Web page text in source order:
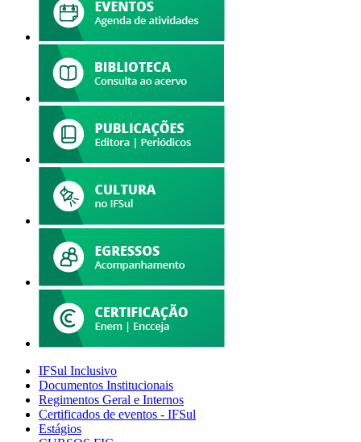
IFSul Inclusivo
Documentos Institucionais
Regimentos Geral e Internos
Certificados de eventos - IFSul
Estágios